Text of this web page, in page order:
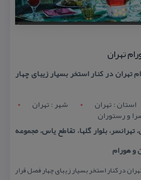
تهران
در كنار استخر بسیار زیبای چهار
استان : تهران شهر : تهران
و رستوران
بلوار گلها، تقاطع یاس، مجموعه
هورام
در كنار استخر بسیار زیبای چهار فصل قرار